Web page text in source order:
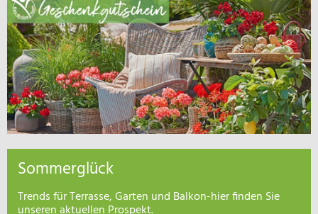
Sommerglück
Trends für Terrasse, Garten und Balkon-hier finden Sie